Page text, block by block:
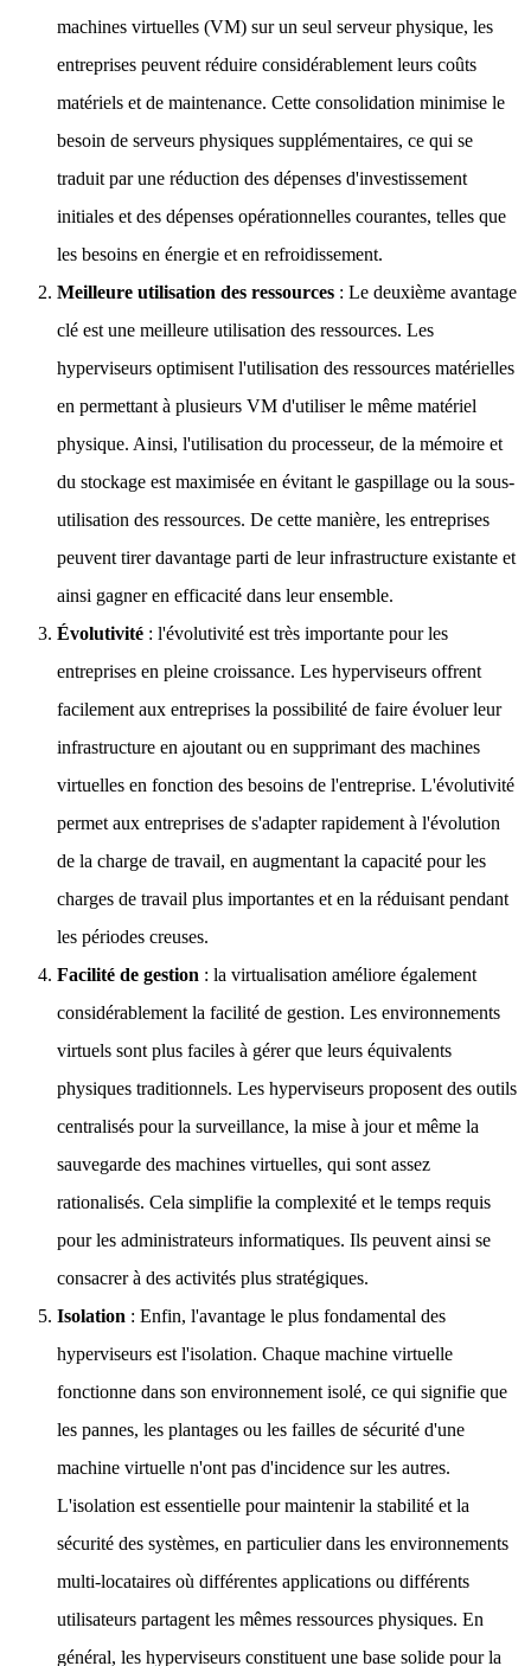
machines virtuelles (VM) sur un seul serveur physique, les
entreprises peuvent réduire considérablement leurs coûts
matériels et de maintenance. Cette consolidation minimise le
besoin de serveurs physiques supplémentaires, ce qui se
traduit par une réduction des dépenses d'investissement
initiales et des dépenses opérationnelles courantes, telles que
les besoins en énergie et en refroidissement.
Meilleure utilisation des ressources : Le deuxième avantage
clé est une meilleure utilisation des ressources. Les
hyperviseurs optimisent l'utilisation des ressources matérielles
en permettant à plusieurs VM d'utiliser le même matériel
physique. Ainsi, l'utilisation du processeur, de la mémoire et
du stockage est maximisée en évitant le gaspillage ou la sous-
utilisation des ressources. De cette manière, les entreprises
peuvent tirer davantage parti de leur infrastructure existante et
ainsi gagner en efficacité dans leur ensemble.
Évolutivité : l'évolutivité est très importante pour les
entreprises en pleine croissance. Les hyperviseurs offrent
facilement aux entreprises la possibilité de faire évoluer leur
infrastructure en ajoutant ou en supprimant des machines
virtuelles en fonction des besoins de l'entreprise. L'évolutivité
permet aux entreprises de s'adapter rapidement à l'évolution
de la charge de travail, en augmentant la capacité pour les
charges de travail plus importantes et en la réduisant pendant
les périodes creuses.
Facilité de gestion : la virtualisation améliore également
considérablement la facilité de gestion. Les environnements
virtuels sont plus faciles à gérer que leurs équivalents
physiques traditionnels. Les hyperviseurs proposent des outils
centralisés pour la surveillance, la mise à jour et même la
sauvegarde des machines virtuelles, qui sont assez
rationalisés. Cela simplifie la complexité et le temps requis
pour les administrateurs informatiques. Ils peuvent ainsi se
consacrer à des activités plus stratégiques.
Isolation : Enfin, l'avantage le plus fondamental des
hyperviseurs est l'isolation. Chaque machine virtuelle
fonctionne dans son environnement isolé, ce qui signifie que
les pannes, les plantages ou les failles de sécurité d'une
machine virtuelle n'ont pas d'incidence sur les autres.
L'isolation est essentielle pour maintenir la stabilité et la
sécurité des systèmes, en particulier dans les environnements
multi-locataires où différentes applications ou différents
utilisateurs partagent les mêmes ressources physiques. En
général, les hyperviseurs constituent une base solide pour la